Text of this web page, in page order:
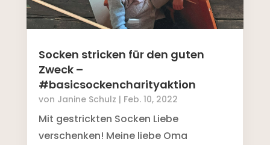
Socken stricken für den guten
Zweck –
#basicsockencharityaktion
von Janine Schulz | Feb. 10, 2022
Mit gestrickten Socken Liebe
verschenken! Meine liebe Oma